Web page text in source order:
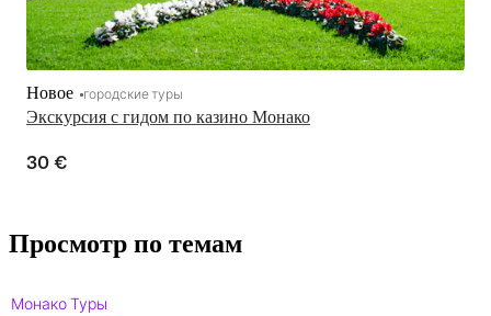
Экскурсия с гидом по казино Монако
Новое городские туры
30 €
Просмотр по темам
Монако Туры